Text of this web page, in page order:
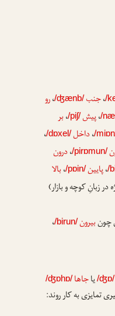
/،جنب/ʤænb/،رو
/،پیش/piʃ/،بر
/،داخل/dɒxel/،
/pirɒmun/،درون
/،پایین/pɒin/،بالا
در زبانِ کوچه و بازار)
چونبیرون/birun/،
/ʤɒ/یاجاها /ʤɒhɒ/
تمایزی به کار روند: